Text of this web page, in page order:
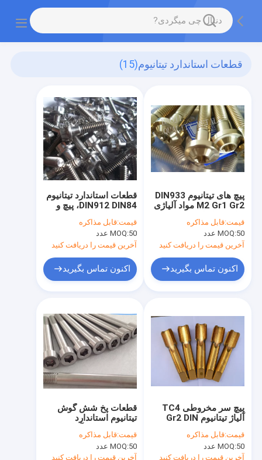
قطعات استاندارد تیتانیوم(15)
قطعات استاندارد تیتانیوم
DIN912 DIN84، پیچ و
ابزار دقیق
قیمت:قابل مذاکره
MOQ:50 عدد
آخرین قیمت را دریافت کنید
اکنون تماس بگیرید
پیچ های تیتانیوم DIN933
M2 Gr1 Gr2 مواد آلیاژی
قیمت:قابل مذاکره
MOQ:50 عدد
آخرین قیمت را دریافت کنید
اکنون تماس بگیرید
قطعات پخ شش گوش
تیتانیوم استاندارد
قیمت:قابل مذاکره
MOQ:50 عدد
آخرین قیمت را دریافت کنید
پیچ سر مخروطی TC4
آلیاژ تیتانیوم Gr2 DIN
قیمت:قابل مذاکره
MOQ:50 عدد
آخرین قیمت را دریافت کنید